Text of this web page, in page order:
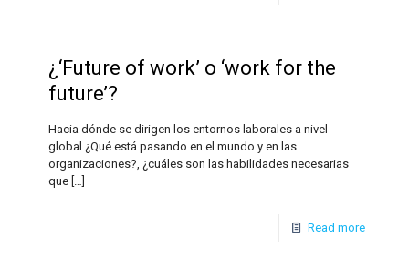
¿‘Future of work’ o ‘work for the
future’?
Hacia dónde se dirigen los entornos laborales a nivel
global ¿Qué está pasando en el mundo y en las
organizaciones?, ¿cuáles son las habilidades necesarias
que […]
Read more